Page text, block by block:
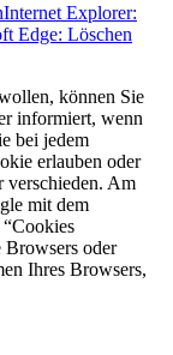
Internet Explorer:
Edge: Löschen
können Sie
informiert, wenn
bei jedem
erlauben oder
verschieden. Am
mit dem
Browsers oder
Ihres Browsers,